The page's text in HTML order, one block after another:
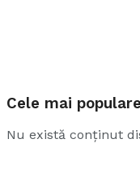
Cele mai populare
Nu există conținut